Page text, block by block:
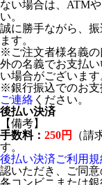
ない場合は、ATM
い。
誠に勝手ながら、
ます。
※ご注文者様名義の
外の名義でお支払
い場合がございます
※銀行振込でのお支
ご連絡 ください。
後払い決済
【備考】
手数料： 250円
（請
す。
後払い決済ご利用規
認いただき、ご同意
各コンビニまたは銀